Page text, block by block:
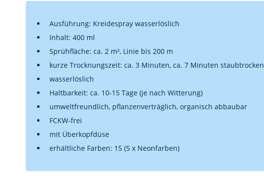
Ausführung: Kreidespray wasserlöslich
Inhalt: 400 ml
Sprühfläche: ca. 2 m², Linie bis 200 m
kurze Trocknungszeit: ca. 3 Minuten, ca. 7 Minuten staubtrocken
wasserlöslich
Haltbarkeit: ca. 10-15 Tage (je nach Witterung)
umweltfreundlich, pflanzenverträglich, organisch abbaubar
FCKW-frei
mit Überkopfdüse
erhältliche Farben: 15 (5 x Neonfarben)